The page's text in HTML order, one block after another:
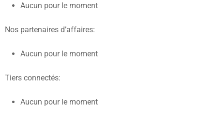
Aucun pour le moment
Nos partenaires d’affaires:
Aucun pour le moment
Tiers connectés:
Aucun pour le moment